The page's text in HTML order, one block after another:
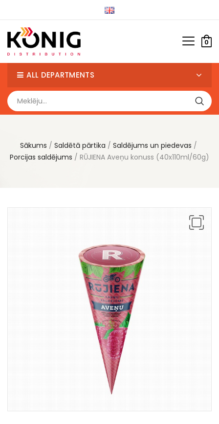
0
ALL DEPARTMENTS
Sākums Saldētā pārtika
Saldējums un piedevas
Porcijas saldējums
RŪJIENA Aveņu konuss (40x110ml/60g)